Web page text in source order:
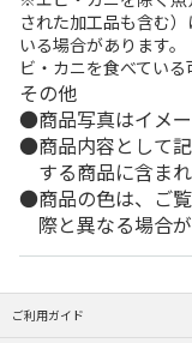
された加工品も含む
いる場合があります
ビ・カニを食べている
その他
商品写真はイメー
商品内容として
する商品に含ま
商品の色は、ご
際と異なる場合が
ご利用ガイド